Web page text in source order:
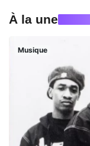
À la une
Musique